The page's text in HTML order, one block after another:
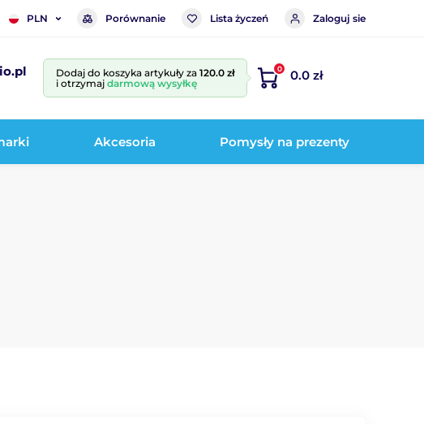
PLN Porównanie Lista życzeń Zaloguj sie
Dodaj do koszyka artykuły za 120.0 zł
i otrzymaj darmową wysyłkę
0 0.0 zł
Akcesoria Pomysły na prezenty